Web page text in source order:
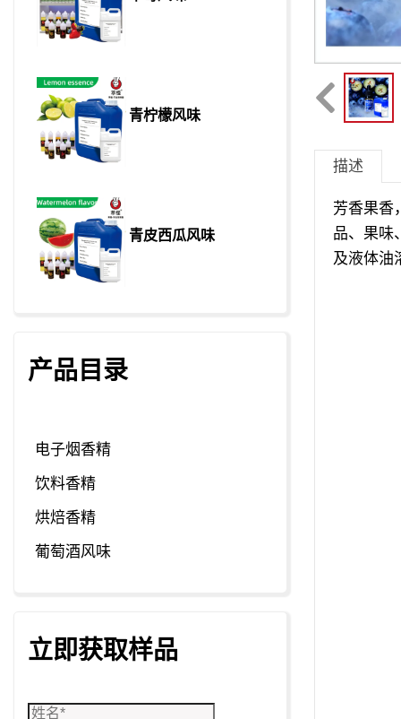
青柠檬风味
青皮西瓜风味
产品目录
电子烟香精
饮料香精
烘焙香精
葡萄酒风味
立即获取样品
描述
芳香果香
品、果味
及液体油